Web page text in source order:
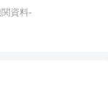
資料-